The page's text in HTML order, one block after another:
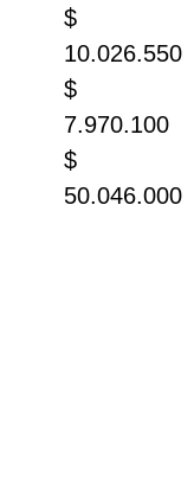
$
10.026.550
$
7.970.100
$
50.046.000